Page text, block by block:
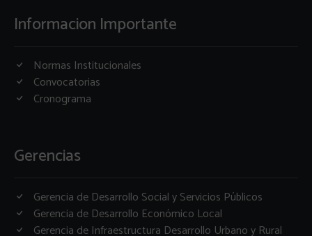
Informacion Importante
Normas Institucionales
Convocatorias
Cronograma
Gerencias
Gerencia de Desarrollo Social y Servicios Públicos
Gerencia de Desarrollo Económico Local
Gerencia de Infraestructura Desarrollo Urbano y Rural